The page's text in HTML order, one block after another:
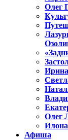
Олег
Олег
Афиша